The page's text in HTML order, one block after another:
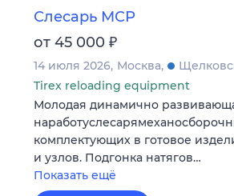
Слесарь МСР
от 45 000 ₽
14 июля 2026 Москва
Tirex reloading equipment
Молодая динамично
комплектующих в готовое
и узлов. Подгонка натягов…
Показать ещё